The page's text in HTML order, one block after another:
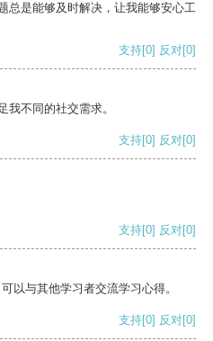
总是能够及时解决，让我能够安心工
支持[0] 反对[0]
我不同的社交需求。
支持[0] 反对[0]
支持[0] 反对[0]
以与其他学习者交流学习心得。
支持[0] 反对[0]